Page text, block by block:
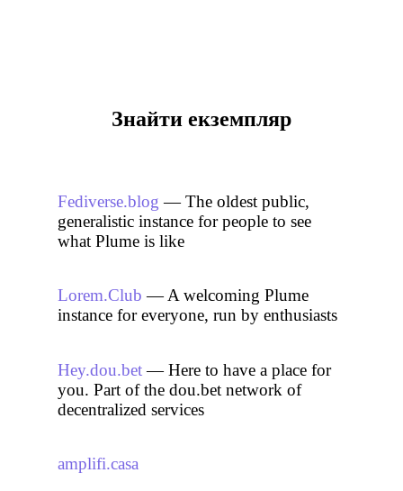
Знайти екземпляр
Fediverse.blog — The oldest public,
generalistic instance for people to see
what Plume is like
Lorem.Club — A welcoming Plume
instance for everyone, run by enthusiasts
Hey.dou.bet— Here to have a place for
you. Part of the dou.bet network of
decentralized services
amplifi.casa